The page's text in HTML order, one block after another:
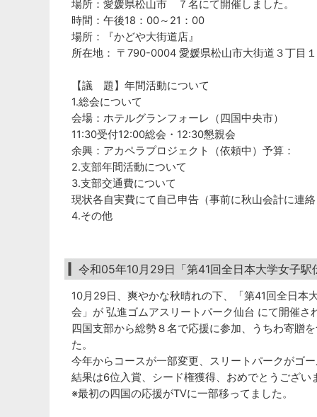
場所：愛媛県松山市 ７名にて開催しました。
時間：午後18：00～21：00
場所：『かどや大街道店』
所在地： 〒790-0004 愛媛県松山市大街道３丁目
【議 題】年間活動について
1.総会について
会場：ホテルグランフォーレ（四国中央市）
11:30受付12:00総会・12:30懇親会
余興：アカペラプロジェクト（依頼中）予算：
2.支部年間活動について
3.支部交通費について
現状各自実費にて自己申告（事前に秋山会計に連
4.その他
令和05年10月29日「第41回全日本大学女子
10月29日、爽やかな秋晴れの下、「第41回全日本
会」が 弘進ゴムアスリートパーク仙台 にて開催さ
四国支部から総勢８名で応援に参加、うちわ寄贈
た。
今年からコースが一部変更、スリートパークがゴ
結果は6位入賞、シード権獲得、おめでとうござい
※最初の四国の応援がTVに一部移ってました。